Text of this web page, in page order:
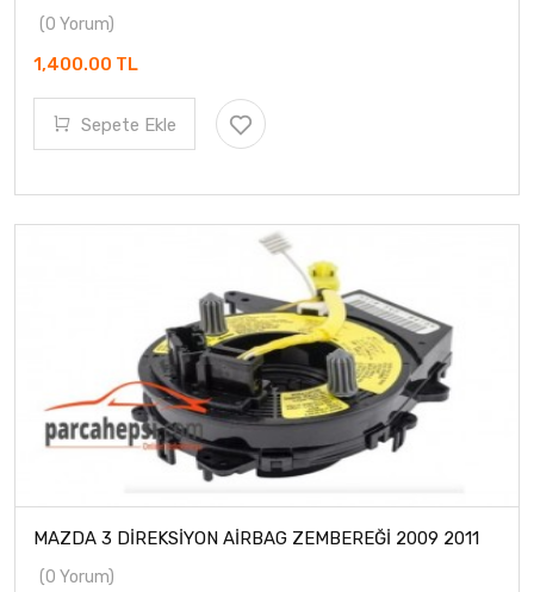
(0 Yorum)
1,400.00 TL
Sepete Ekle
MAZDA 3 DİREKSİYON AİRBAG ZEMBEREĞİ 2009 2011
(0 Yorum)